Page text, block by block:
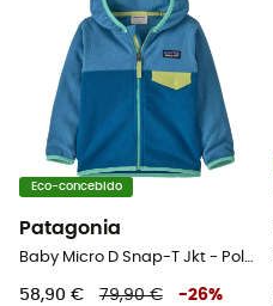
Eco-concebido
Patagonia
Baby Micro D Snap-T Jkt - Polar criança
58,90 € 79,90 € -26%